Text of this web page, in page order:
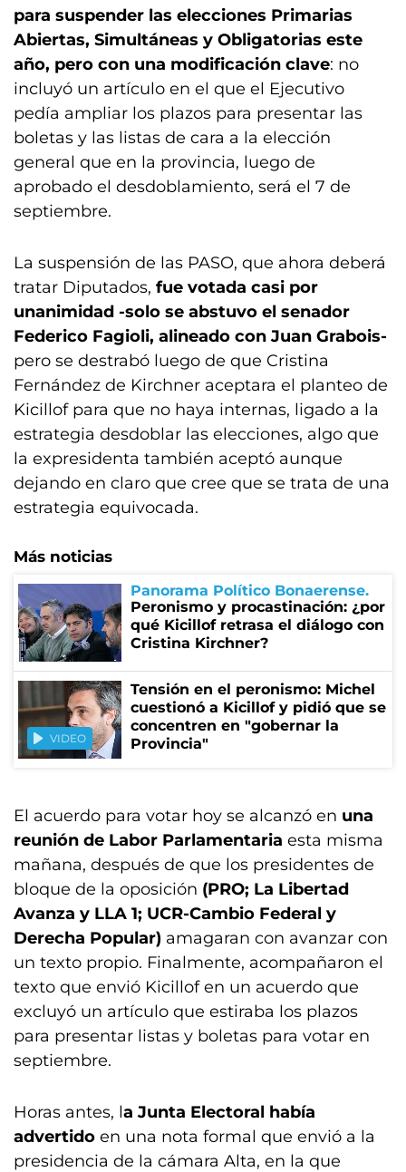
para suspender las elecciones Primarias
Abiertas, Simultáneas y Obligatorias este
año, pero con una modificación clave: no
incluyó un artículo en el que el Ejecutivo
pedía ampliar los plazos para presentar las
boletas y las listas de cara a la elección
general que en la provincia, luego de
aprobado el desdoblamiento, será el 7 de
septiembre.
La suspensión de las PASO, que ahora deberá
tratar Diputados, fue votada casi por
unanimidad -solo se abstuvo el senador
Federico Fagioli, alineado con Juan Grabois-
pero se destrabó luego de que Cristina
Fernández de Kirchner aceptara el planteo de
Kicillof para que no haya internas, ligado a la
estrategia desdoblar las elecciones, algo que
la expresidenta también aceptó aunque
dejando en claro que cree que se trata de una
estrategia equivocada.
Más noticias
Panorama Político Bonaerense
Peronismo y procastinación: ¿por
qué Kicillof retrasa el diálogo con
Cristina Kirchner?
VIDEO
Tensión en el peronismo: Michel
cuestionó a Kicillof y pidió que se
concentren en "gobernar la
Provincia"
El acuerdo para votar hoy se alcanzó en una
reunión de Labor Parlamentaria esta misma
mañana, después de que los presidentes de
bloque de la oposición (PRO; La Libertad
Avanza y LLA 1; UCR-Cambio Federal y
Derecha Popular) amagaran con avanzar con
un texto propio. Finalmente, acompañaron el
texto que envió Kicillof en un acuerdo que
excluyó un artículo que estiraba los plazos
para presentar listas y boletas para votar en
septiembre.
Horas antes, la Junta Electoral había
advertido en una nota formal que envió a la
presidencia de la cámara Alta, en la que